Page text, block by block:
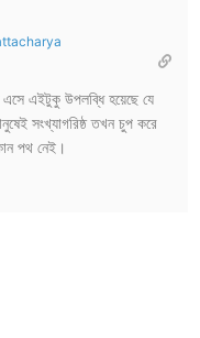
এসে এইটুকু উপলব্ধি হয়েছে যে
সংখ্যাগরিষ্ঠ তখন চুপ করে
পথ নেই।